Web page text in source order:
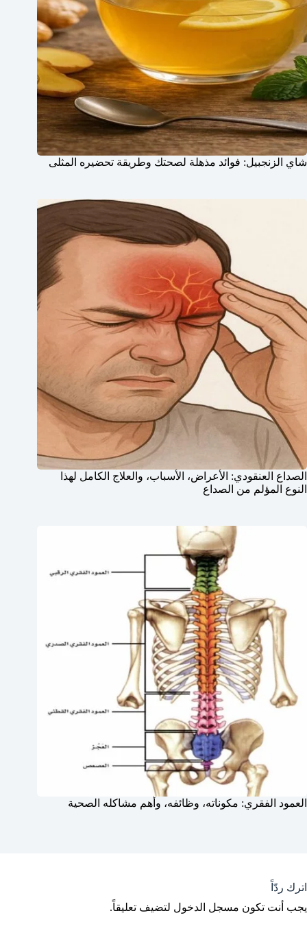
شاي الزنجبيل: فوائد مذهلة لصحتك وطريقة تحضيره المثلى
الصداع العنقودي: الأعراض، الأسباب، والعلاج الكامل لهذا
النوع المؤلم من الصداع
العمود الفقري: مكوناته، وظائفه، وأهم مشاكله الصحية
اترك ردّاً
يجب أنت تكون مسجل الدخول لتضيف تعليقاً.